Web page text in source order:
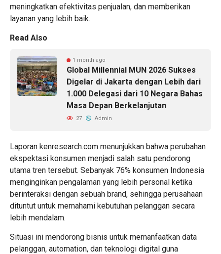
meningkatkan efektivitas penjualan, dan memberikan
layanan yang lebih baik.
Read Also
1 month ago
Global Millennial MUN 2026 Sukses
Digelar di Jakarta dengan Lebih dari
1.000 Delegasi dari 10 Negara Bahas
Masa Depan Berkelanjutan
27 Admin
Laporan kenresearch.com menunjukkan bahwa perubahan
ekspektasi konsumen menjadi salah satu pendorong
utama tren tersebut. Sebanyak 76% konsumen Indonesia
menginginkan pengalaman yang lebih personal ketika
berinteraksi dengan sebuah brand, sehingga perusahaan
dituntut untuk memahami kebutuhan pelanggan secara
lebih mendalam.
Situasi ini mendorong bisnis untuk memanfaatkan data
pelanggan, automation, dan teknologi digital guna